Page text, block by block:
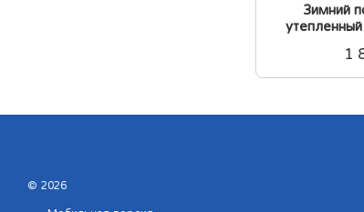
Зимний
1
© 2026